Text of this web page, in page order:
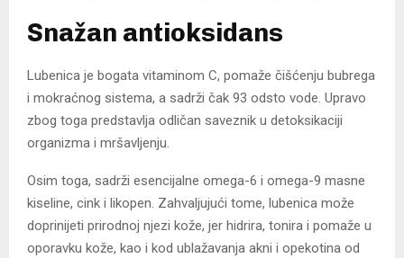
Snažan antioksidans
Lubenica je bogata vitaminom C, pomaže čišćenju bubrega
i mokraćnog sistema, a sadrži čak 93 odsto vode. Upravo
zbog toga predstavlja odličan saveznik u detoksikaciji
organizma i mršavljenju.
Osim toga, sadrži esencijalne omega-6 i omega-9 masne
kiseline, cink i likopen. Zahvaljujući tome, lubenica može
doprinijeti prirodnoj njezi kože, jer hidrira, tonira i pomaže u
oporavku kože, kao i kod ublažavanja akni i opekotina od